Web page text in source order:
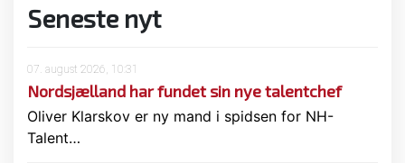
Seneste nyt
07. august 2026, 10:31
Nordsjælland har fundet sin nye talentchef
Oliver Klarskov er ny mand i spidsen for NH-
Talent…